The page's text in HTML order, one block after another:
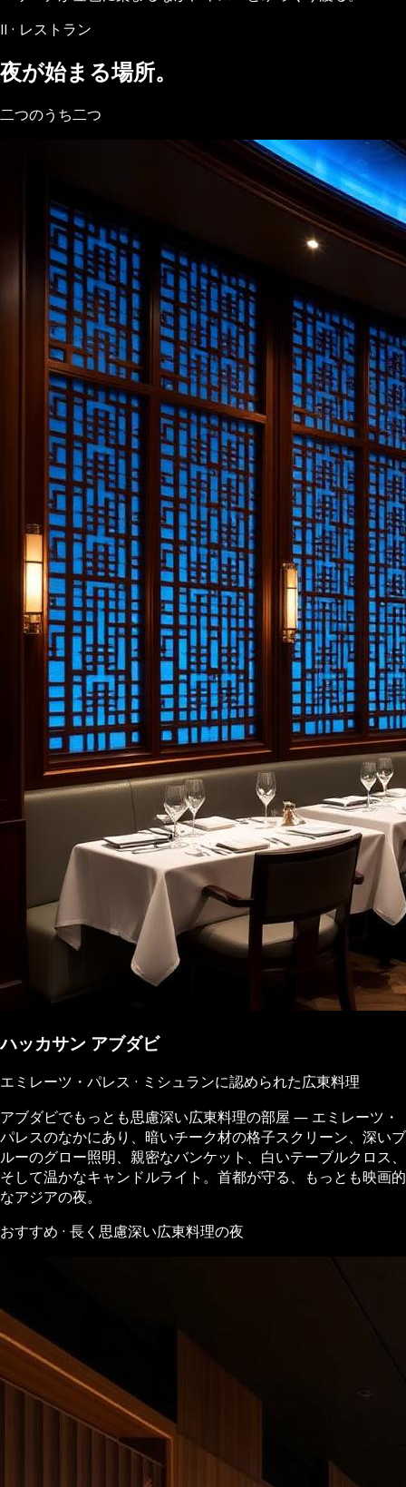
II · レストラン
夜が始まる場所。
二つのうち二つ
ハッカサン アブダビ
エミレーツ・パレス · ミシュランに認められた広東料理
アブダビでもっとも思慮深い広東料理の部屋 ― エミレーツ・
パレスのなかにあり、暗いチーク材の格子スクリーン、深いブ
ルーのグロー照明、親密なバンケット、白いテーブルクロス、
そして温かなキャンドルライト。首都が守る、もっとも映画的
なアジアの夜。
おすすめ · 長く思慮深い広東料理の夜